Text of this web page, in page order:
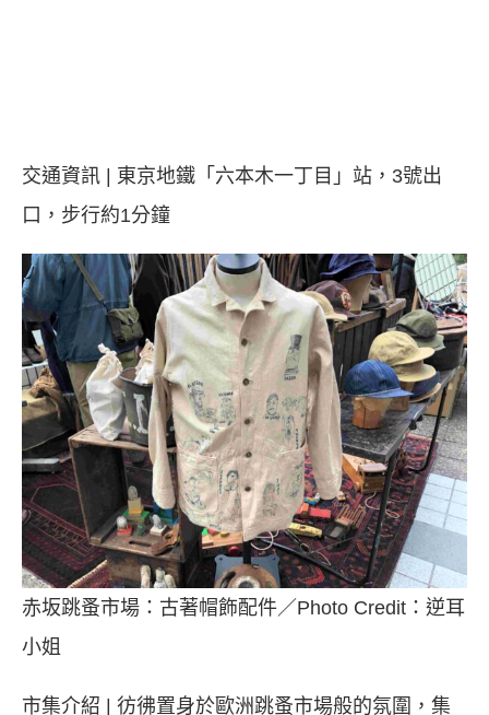
交通資訊 | 東京地鐵「六本木一丁目」站，3號出
口，步行約1分鐘
赤坂跳蚤市場：古著帽飾配件／Photo Credit：逆耳
小姐
市集介紹 | 彷彿置身於歐洲跳蚤市場般的氛圍，集